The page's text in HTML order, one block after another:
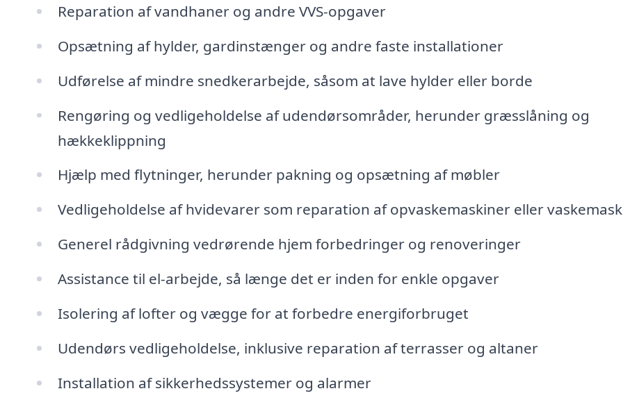
Reparation af vandhaner og andre VVS-opgaver
Opsætning af hylder, gardinstænger og andre faste installationer
Udførelse af mindre snedkerarbejde, såsom at lave hylder eller borde
Rengøring og vedligeholdelse af udendørsområder, herunder græsslåning og
hækkeklippning
Hjælp med flytninger, herunder pakning og opsætning af møbler
Vedligeholdelse af hvidevarer som reparation af opvaskemaskiner eller
Generel rådgivning vedrørende hjem forbedringer og renoveringer
Assistance til el-arbejde, så længe det er inden for enkle opgaver
Isolering af lofter og vægge for at forbedre energiforbruget
Udendørs vedligeholdelse, inklusive reparation af terrasser og altaner
Installation af sikkerhedssystemer og alarmer